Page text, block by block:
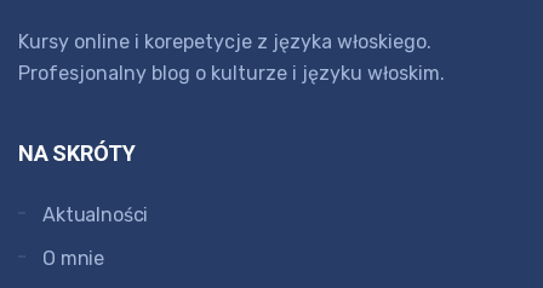
Kursy online i korepetycje z języka włoskiego.
Profesjonalny blog o kulturze i języku włoskim.
NA SKRÓTY
Aktualności
O mnie